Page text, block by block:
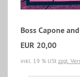
Boss Capone
EUR 20,00
inkl. 19 % USt zzgl.